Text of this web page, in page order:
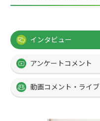
インタビュー
アンケートコメント
動画コメント・ライブ